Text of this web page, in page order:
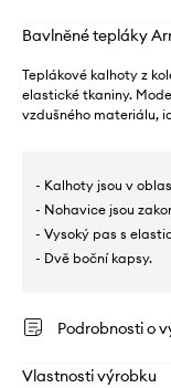
Bavlněné tepláky
Teplákové kalhoty z
elastické tkaniny.
vzdušného materiálu,
- Kalhoty jsou v
- Nohavice jsou
- Vysoký pas s
- Dvě boční kapsy.
Podrobnosti o
Vlastnosti výrobku